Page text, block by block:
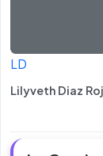
LD
Lilyveth Diaz